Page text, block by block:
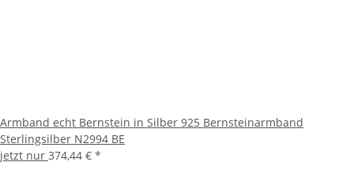
Armband echt Bernstein in Silber 925 Bernsteinarmband
Sterlingsilber N2994 BE
jetzt nur 374,44 € *